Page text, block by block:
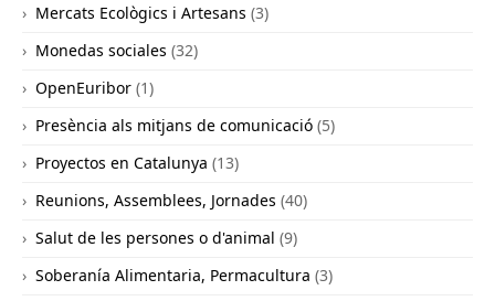
Mercats Ecològics i Artesans (3)
Monedas sociales (32)
OpenEuribor (1)
Presència als mitjans de comunicació (5)
Proyectos en Catalunya (13)
Reunions, Assemblees, Jornades (40)
Salut de les persones o d'animal (9)
Soberanía Alimentaria, Permacultura (3)